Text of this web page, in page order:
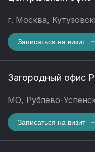
г. Москва,
Записаться на визит
Загородный офис
МО, Рублево-
Записаться на визит